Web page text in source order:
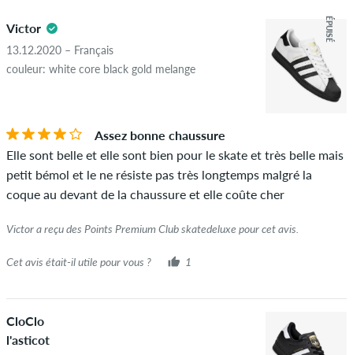
violent la loi applicable ou les droits d'auteur ainsi que
contenant du spam et de la publicité de tiers ne seront pas
publiés. La note en étoiles d'un élément affiche la moyenne de
Si l'avis provient d'une personne qui a effectivement acheté
cet article, vous pouvez le voir grâce à l'encoche verte à côté
du nom avec les mots "achat vérifié". Pour ces personnes,
l'achat a été vérifié en fonction de leurs commandes. Pour les
avis sans encoche verte, nous ne pouvons pas garantir que la
personne possède réellement ou a possédé l'article.
5.0
Victor
13.12.2020 – Français
couleur: white core black gold melange
ÉPUISÉ
Assez bonne chaussure
Elle sont belle et elle sont bien pour le skate et très belle mais
petit bémol et le ne résiste pas très longtemps malgré la
coque au devant de la chaussure et elle coûte cher
Victor a reçu des Points Premium Club skatedeluxe pour cet avis.
Cet avis était-il utile pour vous ? 1
CloClo
l'asticot